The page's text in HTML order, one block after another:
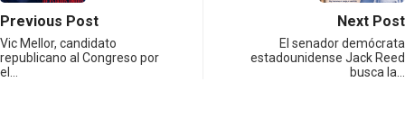
Previous Post
Vic Mellor, candidato
republicano al Congreso por
el…
Next Post
El senador demócrata
estadounidense Jack Reed
busca la…